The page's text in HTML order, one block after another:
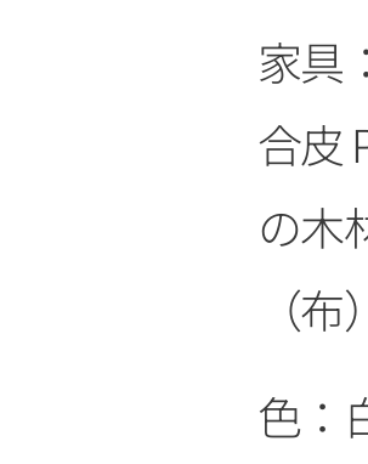
家具
合皮
の木
（布）
色：